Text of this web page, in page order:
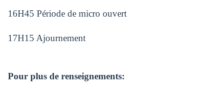
16H45 Période de micro ouvert
17H15 Ajournement
Pour plus de renseignements: